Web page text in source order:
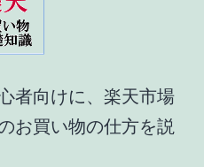
者向けに、楽天市場
お買い物の仕方を説